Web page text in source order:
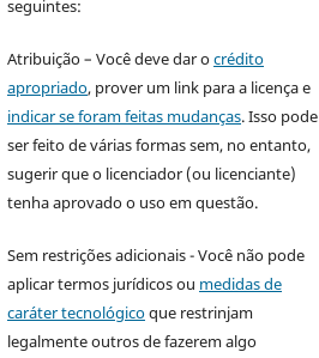
seguintes:
Atribuição – Você deve dar ocrédito
apropriado, prover um link para a licença e
indicar se foram feitas mudanças. Isso pode
ser feito de várias formas sem, no entanto,
sugerir que o licenciador (ou licenciante)
tenha aprovado o uso em questão.
Sem restrições adicionais - Você não pode
aplicar termos jurídicos ou medidas de
caráter tecnológicoque restrinjam
legalmente outros de fazerem algo